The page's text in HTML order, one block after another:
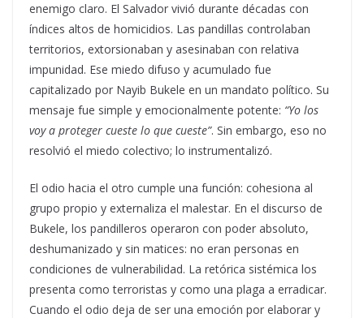
enemigo claro. El Salvador vivió durante décadas con
índices altos de homicidios. Las pandillas controlaban
territorios, extorsionaban y asesinaban con relativa
impunidad. Ese miedo difuso y acumulado fue
capitalizado por Nayib Bukele en un mandato político. Su
mensaje fue simple y emocionalmente potente: “Yo los
voy a proteger cueste lo que cueste”. Sin embargo, eso no
resolvió el miedo colectivo; lo instrumentalizó.
El odio hacia el otro cumple una función: cohesiona al
grupo propio y externaliza el malestar. En el discurso de
Bukele, los pandilleros operaron con poder absoluto,
deshumanizado y sin matices: no eran personas en
condiciones de vulnerabilidad. La retórica sistémica los
presenta como terroristas y como una plaga a erradicar.
Cuando el odio deja de ser una emoción por elaborar y